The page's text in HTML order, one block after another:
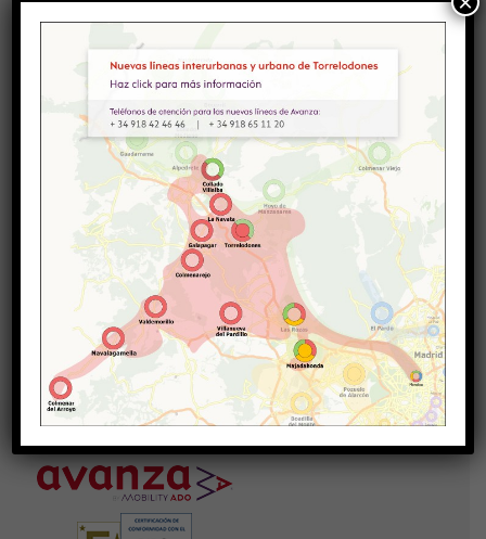
10814 AVENIDA ESPAÑA-GERONA
8332 AVENIDA ESPAÑA-ESTACIÓN JUAN DE LA
20432 AVENIDA FEDERICA MONTSENY-
RESIDENCIA DE ESTUDIANTES
Líneas Afectadas:441-442-448-455
Volver a todos los avisos